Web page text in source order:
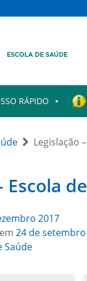
RÁPIDO
Legislação
Escola
2017
24 de
Saúde